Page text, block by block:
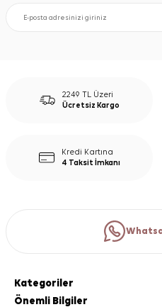
2249 TL Üzeri
Ücretsiz Kargo
Kredi Kartına
4 Taksit İmkanı
Kategoriler
Önemli Bilgiler